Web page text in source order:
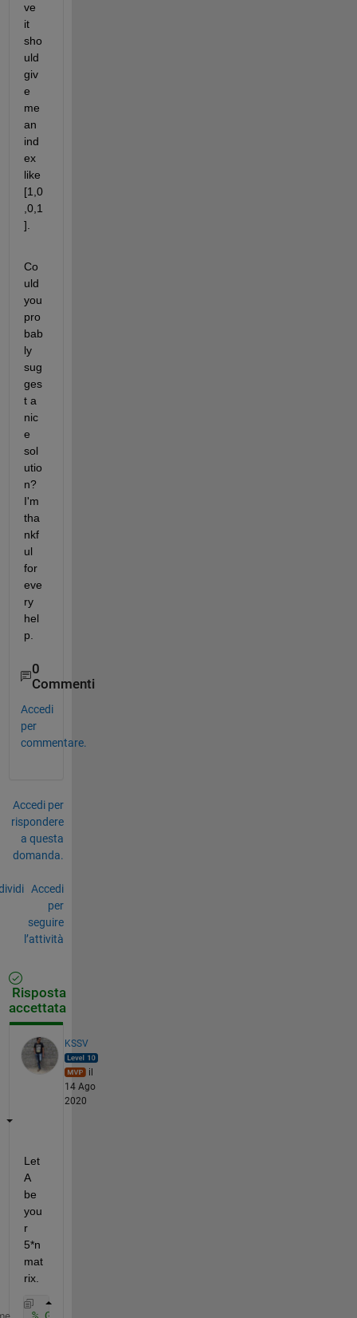
ve
it
sho
uld
giv
e
me
an
ind
ex
like
[1,0
,0,1
].
Co
uld
you
pro
bab
ly
sug
ges
t a
nic
e
sol
utio
n?
I'm
tha
nkf
ul
for
eve
ry
hel
p.
0
Commenti
Accedi
per
commentare.
Accedi per
rispondere
a questa
domanda.
Accedi
per
seguire
l’attività
Risposta
accettata
KSSV
il
14 Ago
2020
Let
A
be
you
r
5*n
mat
rix.
% GEt ratio